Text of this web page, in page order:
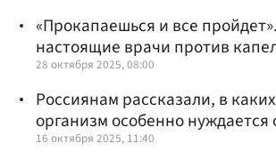
«Прокапаешься и все
настоящие врачи против
28 октября 2025, 08:00
Россиянам рассказали, в
организм особенно нуждается
16 октября 2025, 11:40